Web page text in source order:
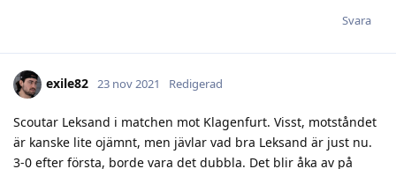
Svara
exile82 23 nov 2021 Redigerad
Scoutar Leksand i matchen mot Klagenfurt. Visst, motståndet
är kanske lite ojämnt, men jävlar vad bra Leksand är just nu.
3-0 efter första, borde vara det dubbla. Det blir åka av på